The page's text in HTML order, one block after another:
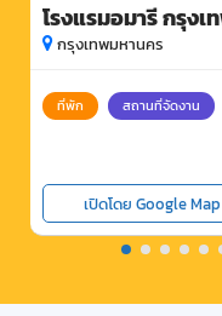
กรุงเทพมหานคร
ที่พัก สถานที่จัดงาน
เปิดโดย Google Map